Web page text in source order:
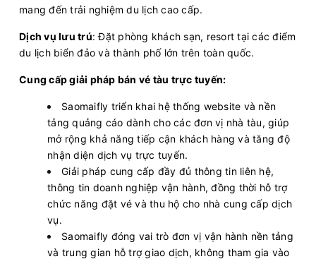
mang đến trải nghiệm du lịch cao cấp.
Dịch vụ lưu trú: Đặt phòng khách sạn, resort tại các điểm
du lịch biển đảo và thành phố lớn trên toàn quốc.
Cung cấp giải pháp bán vé tàu trực tuyến:
Saomaifly triển khai hệ thống website và nền
tảng quảng cáo dành cho các đơn vị nhà tàu, giúp
mở rộng khả năng tiếp cận khách hàng và tăng độ
nhận diện dịch vụ trực tuyến.
Giải pháp cung cấp đầy đủ thông tin liên hệ,
thông tin doanh nghiệp vận hành, đồng thời hỗ trợ
chức năng đặt vé và thu hộ cho nhà cung cấp dịch
vụ.
Saomaifly đóng vai trò đơn vị vận hành nền tảng
và trung gian hỗ trợ giao dịch, không tham gia vào